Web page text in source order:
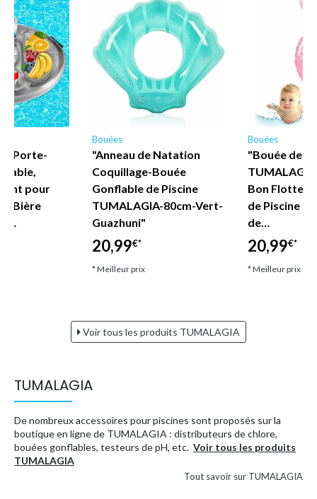
- Porte-
pour
Bière
Bouées
"Anneau de Natation
Coquillage-Bouée
Gonflable de Piscine
TUMALAGIA-80cm-Vert-
Guazhuni"
20,99€*
* Meilleur prix
Bouées
"Bouée de
Bon Flotteur
de Piscine
de…
20,99€*
* Meilleur prix
Voir tous les produits TUMALAGIA
TUMALAGIA
De nombreux accessoires pour piscines sont proposés sur la
boutique en ligne de TUMALAGIA : distributeurs de chlore,
bouées gonflables, testeurs de pH, etc. Voir tous les produits
TUMALAGIA
Tout savoir sur TUMALAGIA